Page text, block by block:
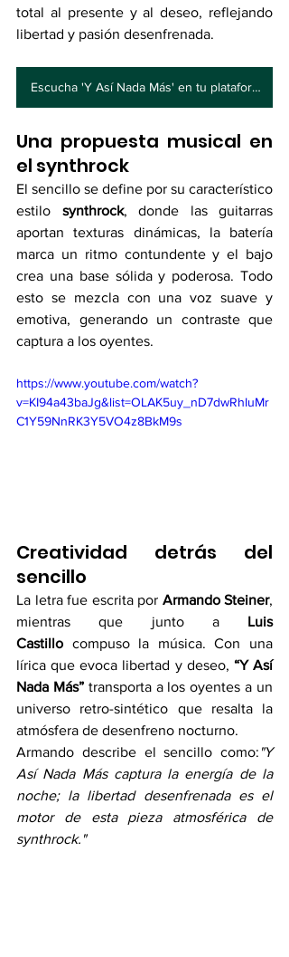
total al presente y al deseo, reflejando
libertad y pasión desenfrenada.
­ Escucha 'Y Así Nada Más' en tu plataforma favorita
Una propuesta musical en
el synthrock
El sencillo se define por su característico
estilo synthrock, donde las guitarras
aportan texturas dinámicas, la batería
marca un ritmo contundente y el bajo
crea una base sólida y poderosa. Todo
esto se mezcla con una voz suave y
emotiva, generando un contraste que
captura a los oyentes.
https://www.youtube.com/watch?
v=KI94a43baJg&list=OLAK5uy_nD7dwRhIuMr
C1Y59NnRK3Y5VO4z8BkM9s
Creatividad detrás del
sencillo
La letra fue escrita por Armando Steiner,
mientras que junto a Luis
Castillo compuso la música. Con una
lírica que evoca libertad y deseo, “Y Así
Nada Más” transporta a los oyentes a un
universo retro-sintético que resalta la
atmósfera de desenfreno nocturno.
Armando describe el sencillo como: "Y
Así Nada Más captura la energía de la
noche; la libertad desenfrenada es el
motor de esta pieza atmosférica de
synthrock."